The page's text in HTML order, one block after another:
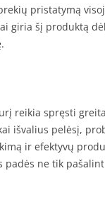
pristatymą
giria šį produktą
reikia spręsti
išvalius pelėsį,
ir efektyvų
padės ne tik